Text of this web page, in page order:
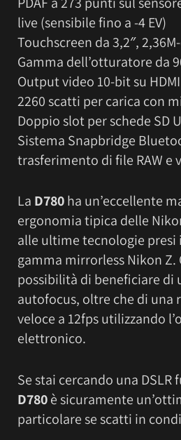
live (sensibile fino a -4 EV)
Touchscreen da 3,2″,
Gamma dell’otturatore da
Output video 10-bit su HDMI
2260 scatti per carica con
Doppio slot per schede SD
Sistema Snapbridge
trasferimento di file RAW e
La D780ha un’eccellente
ergonomia tipica delle
alle ultime tecnologie
gamma mirrorless Nikon Z.
possibilità di beneficiare di
autofocus, oltre che di una
veloce a 12fps utilizzando
elettronico.
Se stai cercando una DSLR
D780è sicuramente
particolare se scatti in